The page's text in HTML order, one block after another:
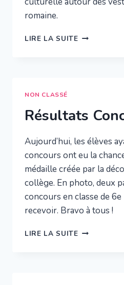
romaine.
LIRE LA SUITEJOUR
NON CLASSÉ
Résultats
Aujourd’hui, les élèves
concours ont eu la
médaille créée par la
collège. En photo, deux
concours en classe de
recevoir. Bravo à tous !
LIRE LA SUITERÉSULTATS